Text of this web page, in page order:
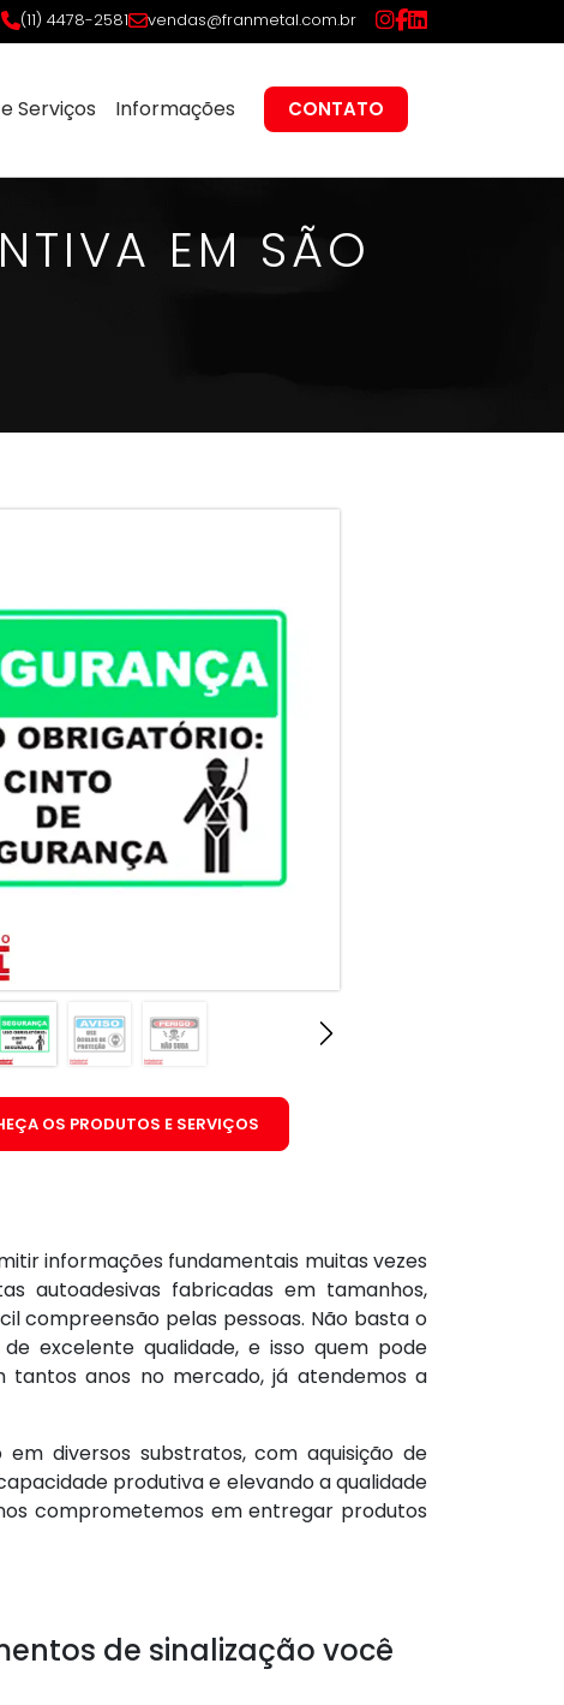
(11) 4478-2581 vendas@franmetal.com.br
Serviços Informações CONTATO
EM SÃO
OS PRODUTOS E SERVIÇOS
informações fundamentais muitas vezes
autoadesivas fabricadas em tamanhos,
compreensão pelas pessoas. Não basta o
excelente qualidade, e isso quem pode
tantos anos no mercado, já atendemos a
diversos substratos, com aquisição de
produtiva e elevando a qualidade
comprometemos em entregar produtos
de sinalização você